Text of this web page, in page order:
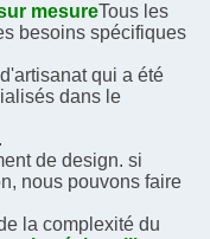
mesureTous les
besoins spécifiques
qui a été
dans le
de design. si
nous pouvons faire
la complexité du